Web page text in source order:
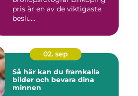
pris är en av de viktigaste
beslu...
02. sep
Så här kan du framkalla
bilder och bevara dina
minnen